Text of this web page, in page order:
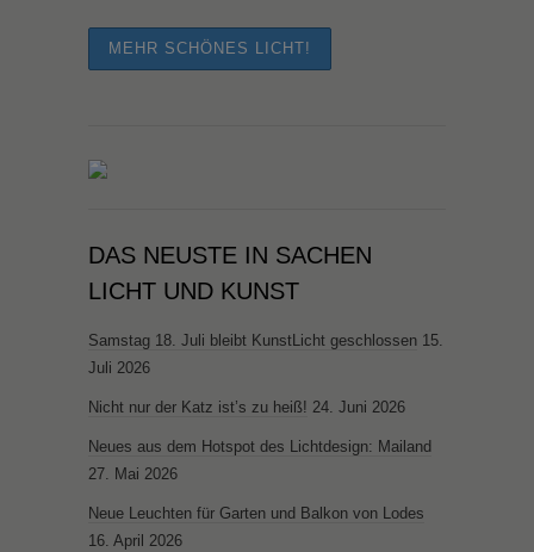
DAS NEUSTE IN SACHEN
LICHT UND KUNST
Samstag 18. Juli bleibt KunstLicht geschlossen 15.
Juli 2026
Nicht nur der Katz ist’s zu heiß! 24. Juni 2026
Neues aus dem Hotspot des Lichtdesign: Mailand
27. Mai 2026
Neue Leuchten für Garten und Balkon von Lodes
16. April 2026